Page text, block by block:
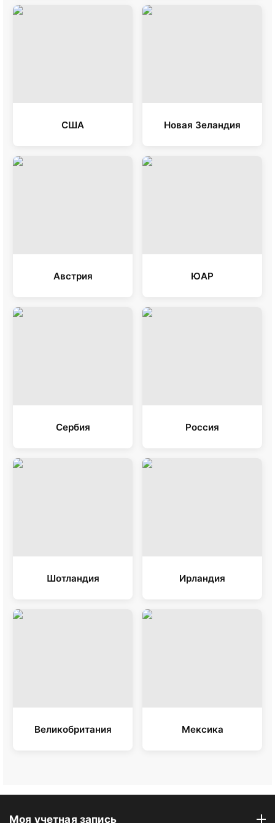
США Новая Зеландия
Австрия ЮАР
Сербия Россия
Шотландия Ирландия
Великобритания Мексика
Моя учетная запись